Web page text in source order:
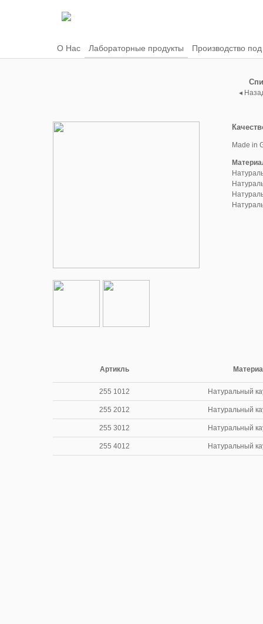
О Нас Лабораторные продукты Производство под
◂
Made in
Артикль
255 1012 Натуральный
255 2012 Натуральный
255 3012 Натуральный
255 4012 Натуральный